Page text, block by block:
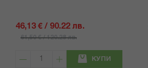
46,13 € / 90.22 лв.
61,50 € / 120.28 лв.
КУПИ